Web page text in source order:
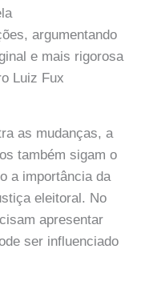
argumentando
e mais rigorosa
Luiz Fux
as mudanças, a
também sigam o
a importância da
eleitoral. No
apresentar
ser influenciado